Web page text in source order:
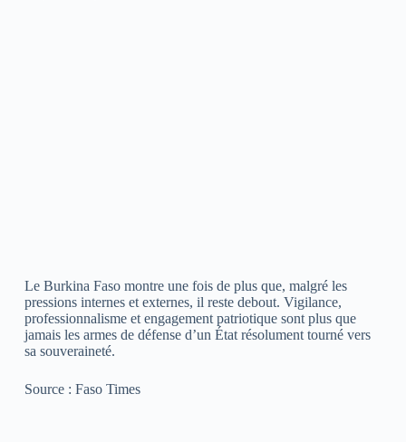
Le Burkina Faso montre une fois de plus que, malgré les
pressions internes et externes, il reste debout. Vigilance,
professionnalisme et engagement patriotique sont plus que
jamais les armes de défense d’un État résolument tourné vers
sa souveraineté.
Source : Faso Times